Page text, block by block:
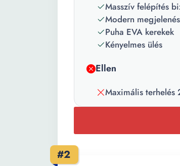
Masszív felépítés
Modern megjelenés
Puha EVA kerekek
Kényelmes ülés
Ellen
Maximális terhelés
#2